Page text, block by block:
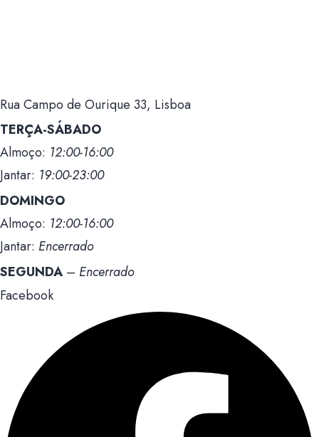
Rua Campo de Ourique 33, Lisboa
TERÇA-SÁBADO
Almoço: 12:00-16:00
Jantar: 19:00-23:00
DOMINGO
Almoço: 12:00-16:00
Jantar: Encerrado
SEGUNDA – Encerrado
Facebook